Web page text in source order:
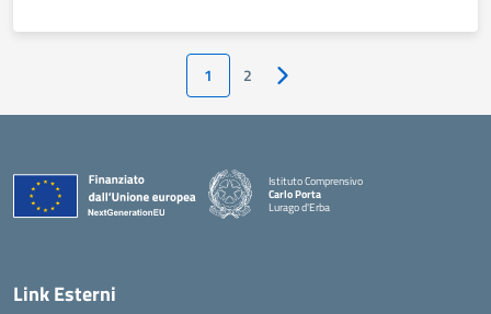
1 2 Pagina successiva
Istituto Comprensivo
Carlo Porta
Lurago d'Erba
— Visita la pagina iniziale della scuola
Link Esterni